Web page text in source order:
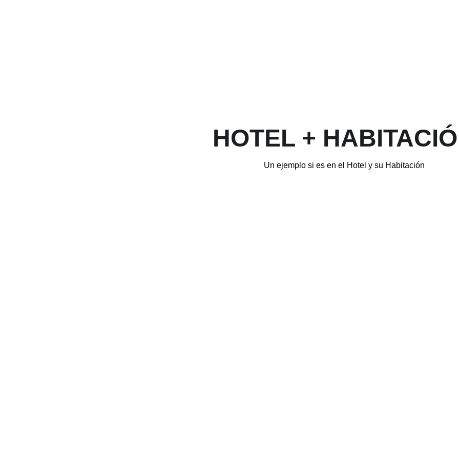
HOTEL +
Un ejemplo si es en el Hotel y su Habitación